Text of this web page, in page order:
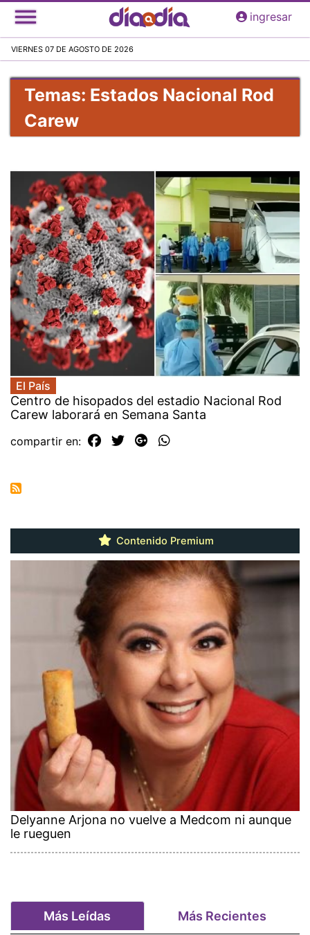
Pasar
al
principal
ingresar
VIERNES 07 DE AGOSTO DE 2026
Temas: Estados Nacional Rod
Carew
El País
Centro de hisopados del estadio Nacional Rod
Carew laborará en Semana Santa
compartir en:
Contenido Premium
Delyanne Arjona no vuelve a Medcom ni aunque
le rueguen
Más Leídas Más Recientes